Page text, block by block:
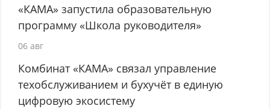
«КАМА» запустила образовательную
программу «Школа руководителя»
06 авг
Комбинат «КАМА» связал управление
техобслуживанием и бухучёт в единую
цифровую экосистему